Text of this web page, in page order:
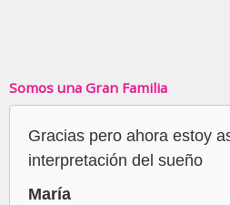
Somos una Gran Familia
Gracias pero ahora estoy
interpretación del sueño
María